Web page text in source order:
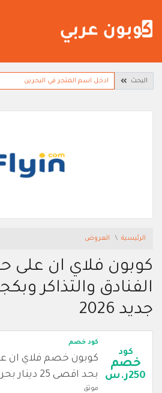
البحث
الرئيسية العروض
كوبون فلاي ان على
الفنادق والتذاكر
جديد 2026
كود
خصم
250ر.س
كود خصم
كوبون خصم فلاي ان
بحد اقصى 25 دينار بحريني
موثق